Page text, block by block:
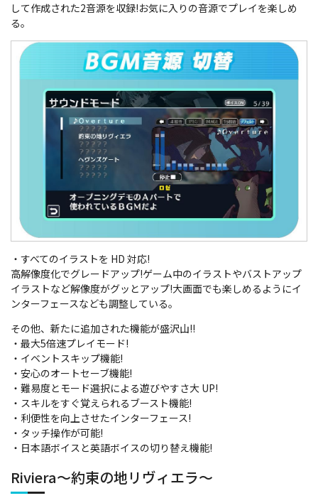
して作成された2音源を収録!お気に入りの音源でプレイを楽しめ
る。
・すべてのイラストを HD 対応!
高解像度化でグレードアップ!ゲーム中のイラストやバストアップ
イラストなど解像度がグッとアップ!大画面でも楽しめるようにイ
ンターフェースなども調整している。
その他、新たに追加された機能が盛沢山!!
・最大5倍速プレイモード!
・イベントスキップ機能!
・安心のオートセーブ機能!
・難易度とモード選択による遊びやすさ大 UP!
・スキルをすぐ覚えられるブースト機能!
・利便性を向上させたインターフェース!
・タッチ操作が可能!
・日本語ボイスと英語ボイスの切り替え機能!
Riviera～約束の地リヴィエラ～